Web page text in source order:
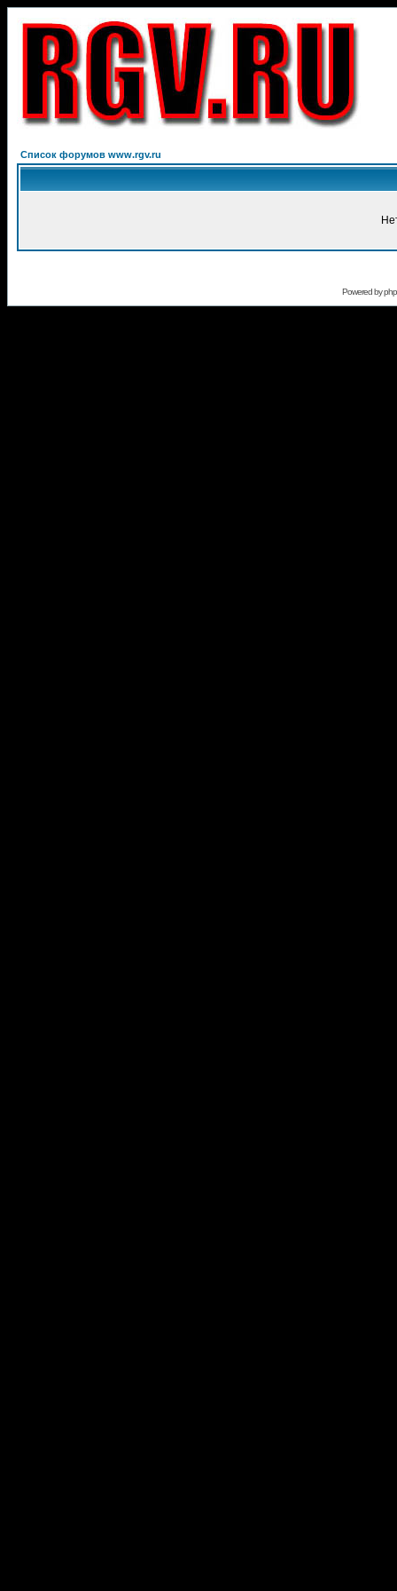
Список форумов www.rgv.ru
Powered by